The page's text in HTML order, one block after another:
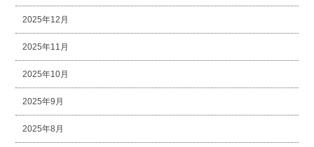
2025年12月
2025年11月
2025年10月
2025年9月
2025年8月